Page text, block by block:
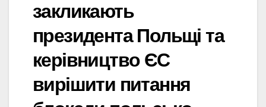
закликають
президента Польщі та
керівництво ЄС
вирішити питання